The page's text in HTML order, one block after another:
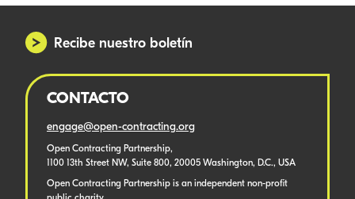
Recibe nuestro boletín
CONTACTO
engage@open-contracting.org
Open Contracting Partnership,
1100 13th Street NW, Suite 800, 20005 Washington, D.C., USA
Open Contracting Partnership is an independent non-profit